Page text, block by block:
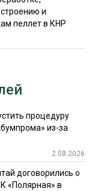
и
пеллет в КНР
процедуру
из-за
2.08.2026
договорились о
«Полярная» в